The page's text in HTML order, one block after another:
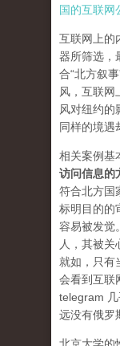
国的互联网
互联网上的
器所筛选，
合“北方叙
风，互联
风对纽约的
同样的境遇
相关案例基
访问信息的
符合北方国
标明目的的
容易被发觉
人，其被关
就如，只有
会看到互联
telegram
远没有俄罗